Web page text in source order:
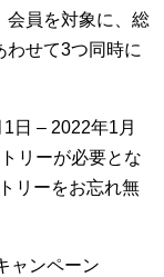
会員を対象に、総
わせて3つ同時に
日 – 2022年1月
リーが必要とな
リーをお忘れ無
ャンペーン